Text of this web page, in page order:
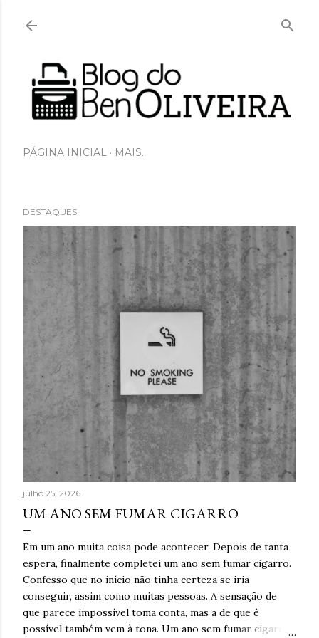
PÁGINA INICIAL MAIS…
DESTAQUES
julho 25, 2026
UM ANO SEM FUMAR CIGARRO
Em um ano muita coisa pode acontecer. Depois de tanta
espera, finalmente completei um ano sem fumar cigarro.
Confesso que no início não tinha certeza se iria
conseguir, assim como muitas pessoas. A sensação de
que parece impossível toma conta, mas a de que é
possível também vem à tona. Um ano sem fumar cigarro.